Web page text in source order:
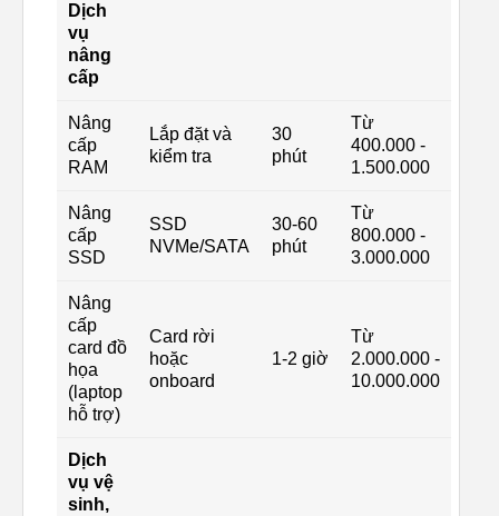
Dịch
vụ
nâng
cấp
Nâng
cấp
RAM
Lắp đặt và
kiểm tra
30
phút
Từ
400.000 -
1.500.000
Nâng
cấp
SSD
SSD
NVMe/SATA
30-60
phút
Từ
800.000 -
3.000.000
Nâng
cấp
card đồ
họa
(laptop
hỗ trợ)
Card rời
hoặc
onboard
1-2 giờ
Từ
2.000.000 -
10.000.000
Dịch
vụ vệ
sinh,